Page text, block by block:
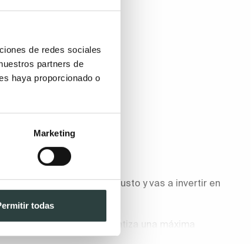
de redes sociales
partners de
haya proporcionado o
Marketing
todas
que tienes mucho gusto y vas a invertir en
100% natural que garantiza una máxima